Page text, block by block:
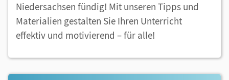
Niedersachsen fündig! Mit unseren Tipps und
Materialien gestalten Sie Ihren Unterricht
effektiv und motivierend – für alle!